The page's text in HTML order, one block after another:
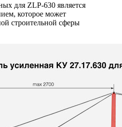
для ZLP-630 является
которое может
строительной сферы